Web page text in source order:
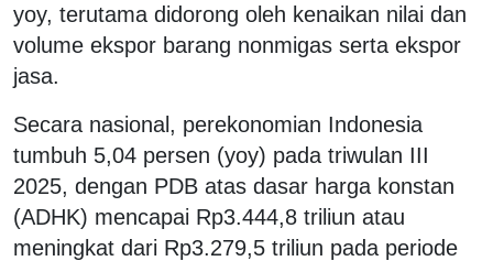
yoy, terutama didorong oleh kenaikan nilai dan
volume ekspor barang nonmigas serta ekspor
jasa.
Secara nasional, perekonomian Indonesia
tumbuh 5,04 persen (yoy) pada triwulan III
2025, dengan PDB atas dasar harga konstan
(ADHK) mencapai Rp3.444,8 triliun atau
meningkat dari Rp3.279,5 triliun pada periode